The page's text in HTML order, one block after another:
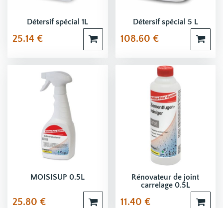
Détersif spécial 1L
25.14 €
Détersif spécial 5 L
108.60 €
MOISISUP 0.5L
25.80 €
Rénovateur de joint
carrelage 0.5L
11.40 €